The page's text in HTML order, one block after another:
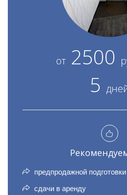
от2500
5
предпродажной подготовки
сдачи в аренду